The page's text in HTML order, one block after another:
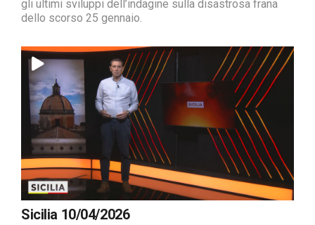
gli ultimi sviluppi dell’indagine sulla disastrosa frana
dello scorso 25 gennaio.
Sicilia 10/04/2026